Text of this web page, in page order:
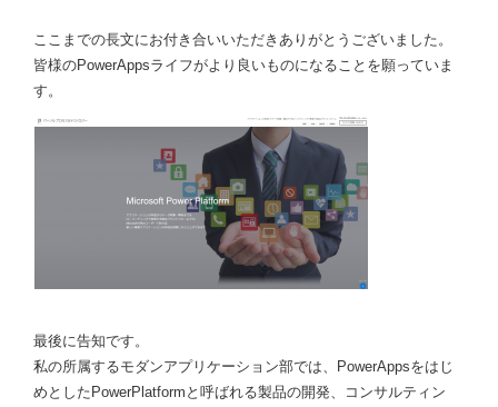
ここまでの長文にお付き合いいただきありがとうございました。
皆様のPowerAppsライフがより良いものになることを願っていま
す。
最後に告知です。
私の所属するモダンアプリケーション部では、PowerAppsをはじ
めとしたPowerPlatformと呼ばれる製品の開発、コンサルティン